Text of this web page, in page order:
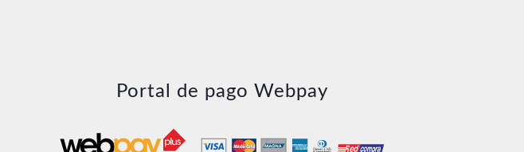
Portal de pago Webpay